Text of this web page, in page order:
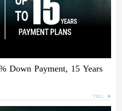
Down Payment, 15 Years
TMG